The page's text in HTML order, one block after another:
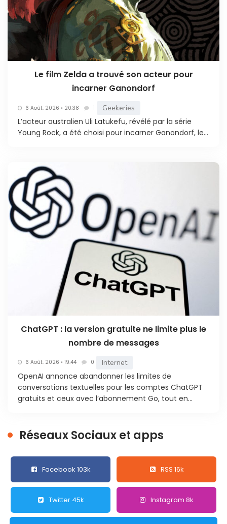
Le film Zelda a trouvé son acteur pour
incarner Ganondorf
6 Août. 2026 • 20:38 1 Geekeries
L’acteur australien Uli Latukefu, révélé par la série
Young Rock, a été choisi pour incarner Ganondorf, le...
ChatGPT : la version gratuite ne limite plus le
nombre de messages
6 Août. 2026 • 19:44 0 Internet
OpenAI annonce abandonner les limites de
conversations textuelles pour les comptes ChatGPT
gratuits et ceux avec l’abonnement Go, tout en...
Réseaux Sociaux et apps
Facebook 103k RSS 16k
Twitter 45k Instagram 8k